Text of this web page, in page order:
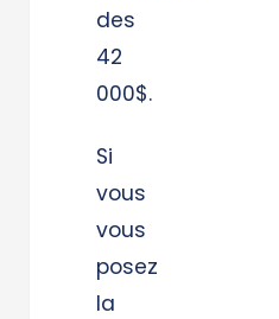
des
42
000$.
Si
vous
vous
posez
la